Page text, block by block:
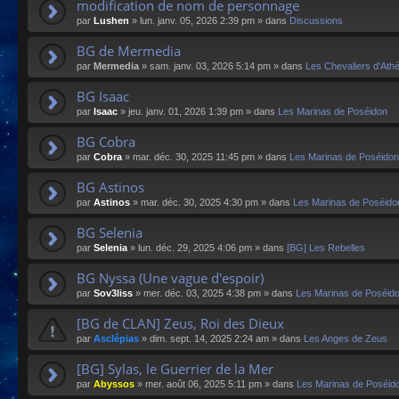
modification de nom de personnage
par Lushen » lun. janv. 05, 2026 2:39 pm » dans Discussions
BG de Mermedia
par Mermedia » sam. janv. 03, 2026 5:14 pm » dans Les Chevaliers
BG Isaac
par Isaac » jeu. janv. 01, 2026 1:39 pm » dans Les Marinas de Poséidon
BG Cobra
par Cobra» mar. déc. 30, 2025 11:45 pm » dans Les Marinas de Poséidon
BG Astinos
par Astinos » mar. déc. 30, 2025 4:30 pm » dans Les Marinas de
BG Selenia
par Selenia» lun. déc. 29, 2025 4:06 pm » dans [BG] Les Rebelles
BG Nyssa (Une vague d'espoir)
par Sov3liss » mer. déc. 03, 2025 4:38 pm » dans Les Marinas de
[BG de CLAN] Zeus, Roi des Dieux
par Asclépias » dim. sept. 14, 2025 2:24 am » dans Les Anges de Zeus
[BG] Sylas, le Guerrier de la Mer
par Abyssos » mer. août 06, 2025 5:11 pm » dans Les Marinas de